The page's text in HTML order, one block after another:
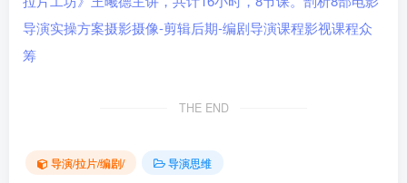
THE END
导演/拉片/编剧/ 导演思维